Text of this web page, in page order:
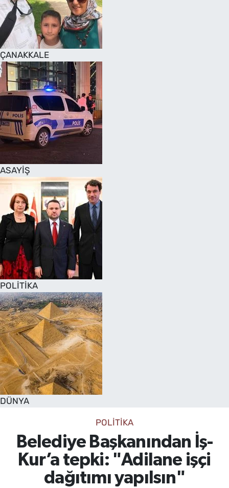
ÇANAKKALE
ASAYİŞ
POLİTİKA
DÜNYA
POLİTİKA
Belediye Başkanından İş-
Kur’a tepki: "Adilane işçi
dağıtımı yapılsın"
SAĞLIK
TV REHBERİ